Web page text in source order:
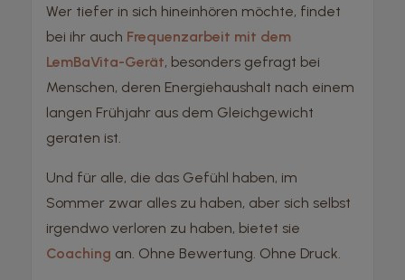
Wer tiefer in sich hineinhören möchte, findet
bei ihr auch Frequenzarbeit mit dem
LemBaVita-Gerät, besonders gefragt bei
Menschen, deren Energiehaushalt nach einem
langen Frühjahr aus dem Gleichgewicht
geraten ist.
Und für alle, die das Gefühl haben, im
Sommer zwar alles zu haben, aber sich selbst
irgendwo verloren zu haben, bietet sie
Coaching an. Ohne Bewertung. Ohne Druck.